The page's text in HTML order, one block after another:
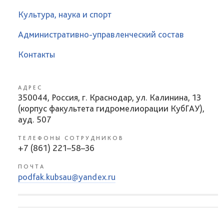
Культура, наука и спорт
Административно-управленческий состав
Контакты
АДРЕС
350044, Россия, г. Краснодар, ул. Калинина, 13
(корпус факультета гидромелиорации КубГАУ),
ауд. 507
ТЕЛЕФОНЫ СОТРУДНИКОВ
+7 (861) 221–58–36
ПОЧТА
podfak.kubsau@yandex.ru